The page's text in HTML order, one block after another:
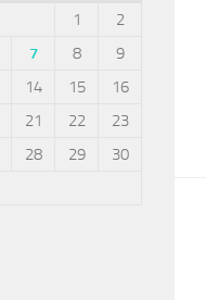
1
2
7 8
9
14 15
16
21 22
23
28 29
30